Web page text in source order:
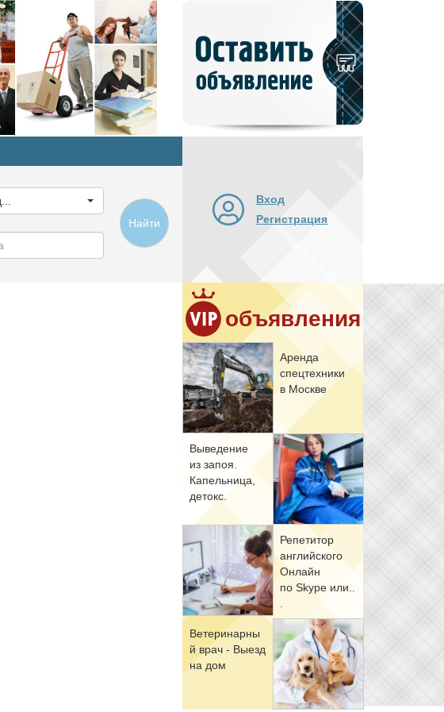
объявление
Найти
Вход
Регистрация
объявления
Арен­да
спец­тех­ни­ки
в Москве
Вы­ве­де­ние
из за­поя.
Ка­пель­ни­ца,
де­токс.
Ре­пе­ти­тор
ан­глий­ско­го
Он­лайн
по Skype или..
Ве­те­ри­нар­ны
й врач - Вы­езд
на дом